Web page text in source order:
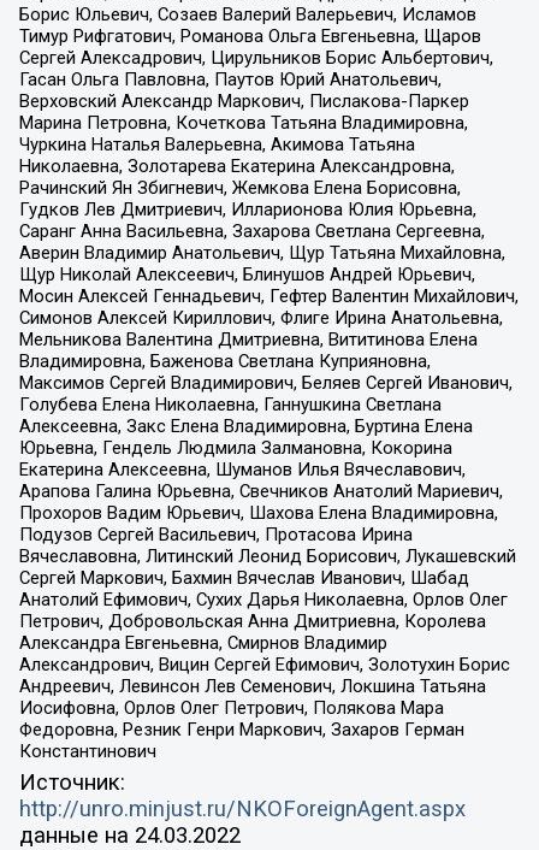
Борис Юльевич, Созаев Валерий Валерьевич, Исламов
Тимур Рифгатович, Романова Ольга Евгеньевна, Щаров
Сергей Алексадрович, Цирульников Борис Альбертович,
Гасан Ольга Павловна, Паутов Юрий Анатольевич,
Верховский Александр Маркович, Пислакова-Паркер
Марина Петровна, Кочеткова Татьяна Владимировна,
Чуркина Наталья Валерьевна, Акимова Татьяна
Николаевна, Золотарева Екатерина Александровна,
Рачинский Ян Збигневич, Жемкова Елена Борисовна,
Гудков Лев Дмитриевич, Илларионова Юлия Юрьевна,
Саранг Анна Васильевна, Захарова Светлана Сергеевна,
Аверин Владимир Анатольевич, Щур Татьяна Михайловна,
Щур Николай Алексеевич, Блинушов Андрей Юрьевич,
Мосин Алексей Геннадьевич, Гефтер Валентин Михайлович,
Симонов Алексей Кириллович, Флиге Ирина Анатольевна,
Мельникова Валентина Дмитриевна, Вититинова Елена
Владимировна, Баженова Светлана Куприяновна,
Максимов Сергей Владимирович, Беляев Сергей Иванович,
Голубева Елена Николаевна, Ганнушкина Светлана
Алексеевна, Закс Елена Владимировна, Буртина Елена
Юрьевна, Гендель Людмила Залмановна, Кокорина
Екатерина Алексеевна, Шуманов Илья Вячеславович,
Арапова Галина Юрьевна, Свечников Анатолий Мариевич,
Прохоров Вадим Юрьевич, Шахова Елена Владимировна,
Подузов Сергей Васильевич, Протасова Ирина
Вячеславовна, Литинский Леонид Борисович, Лукашевский
Сергей Маркович, Бахмин Вячеслав Иванович, Шабад
Анатолий Ефимович, Сухих Дарья Николаевна, Орлов Олег
Петрович, Добровольская Анна Дмитриевна, Королева
Александра Евгеньевна, Смирнов Владимир
Александрович, Вицин Сергей Ефимович, Золотухин Борис
Андреевич, Левинсон Лев Семенович, Локшина Татьяна
Иосифовна, Орлов Олег Петрович, Полякова Мара
Федоровна, Резник Генри Маркович, Захаров Герман
Константинович
Источник:
http://unro.minjust.ru/NKOForeignAgent.aspx
данные на 24.03.2022